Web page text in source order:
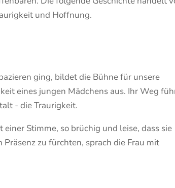
und Hoffnung.
ging, bildet die Bühne für unsere
eines jungen Mädchens aus. Ihr Weg
- die Traurigkeit.
Stimme, so brüchig und leise, dass sie
zu fürchten, sprach die Frau mit